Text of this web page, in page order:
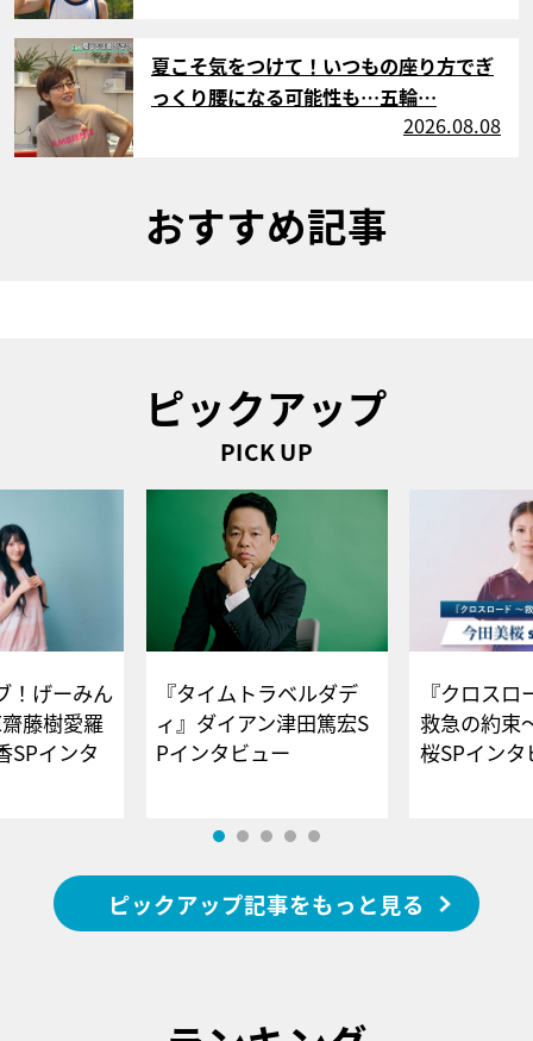
サムネイル
夏こそ気をつけて！いつもの座り方でぎ
っくり腰になる可能性も…五輪…
2026.08.08
おすすめ記事
ピックアップ
PICK UP
！げーみん
藤樹愛羅
SPインタ
『タイムトラベルダデ
ィ』ダイアン津田篤宏S
Pインタビュー
『クロス
救急の約束
桜SPイ
ピックアップ記事をもっと見る